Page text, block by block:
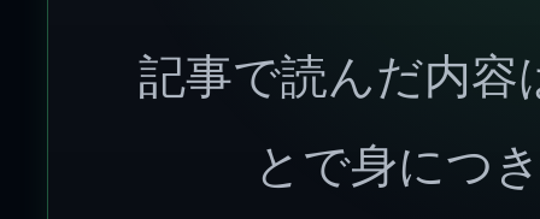
記事で読んだ内容
とで身につ